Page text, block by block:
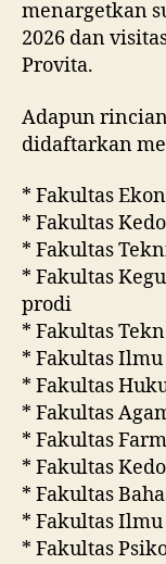
menargetkan
2026 dan
Provita.
Adapun
didaftarkan
* Fakultas
* Fakultas
* Fakultas
* Fakultas
prodi
* Fakultas
* Fakultas
* Fakultas
* Fakultas
* Fakultas
* Fakultas
* Fakultas
* Fakultas
* Fakultas